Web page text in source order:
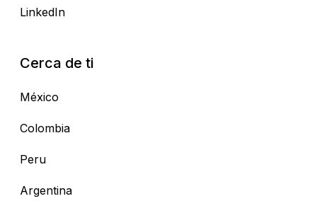
LinkedIn
Cerca de ti
México
Colombia
Peru
Argentina